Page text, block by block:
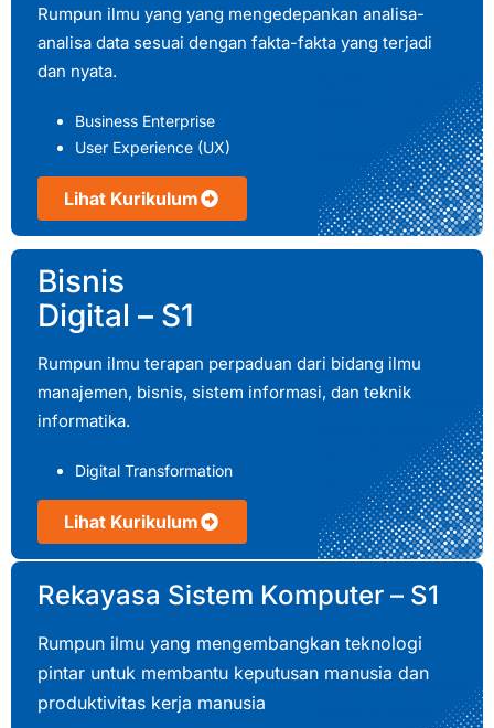
Rumpun ilmu yang yang mengedepankan analisa-
analisa data sesuai dengan fakta-fakta yang terjadi
dan nyata.
Business Enterprise
User Experience (UX)
Lihat Kurikulum
Bisnis
Digital – S1
Rumpun ilmu terapan perpaduan dari bidang ilmu
manajemen, bisnis, sistem informasi, dan teknik
informatika.
Digital Transformation
Lihat Kurikulum
Rekayasa Sistem Komputer – S1
Rumpun ilmu yang mengembangkan teknologi
pintar untuk membantu keputusan manusia dan
produktivitas kerja manusia